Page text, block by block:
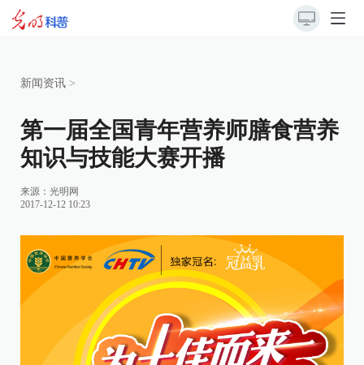
新闻资讯 >
第一届全国青年营养师膳食营养
知识与技能大赛开播
来源： 光明网
2017-12-12 10:23